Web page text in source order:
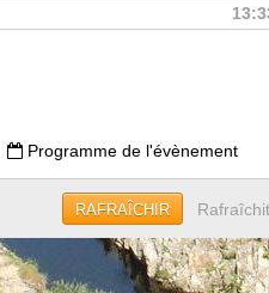
Programme de l'évènement
RAFRAÎCHIR